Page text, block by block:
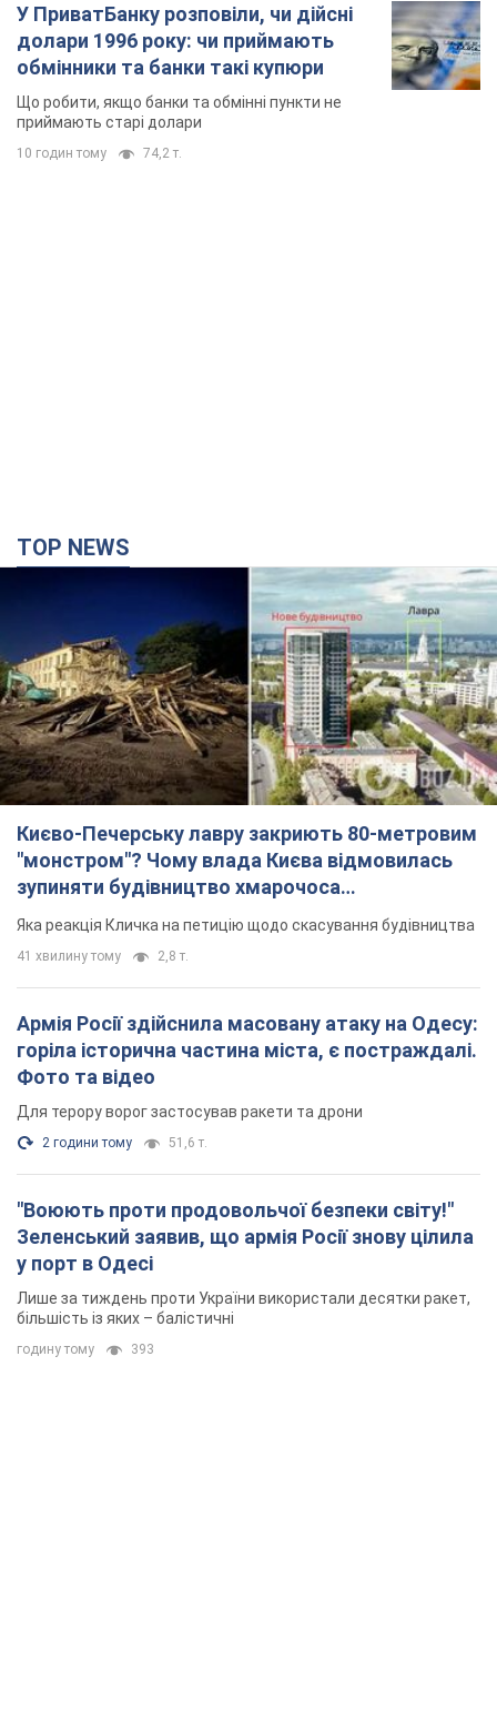
У ПриватБанку розповіли, чи дійсні
долари 1996 року: чи приймають
обмінники та банки такі купюри
Що робити, якщо банки та обмінні пункти не
приймають старі долари
10 годин тому 74,2 т.
TOP NEWS
Києво-Печерську лавру закриють 80-метровим
"монстром"? Чому влада Києва відмовилась
зупиняти будівництво хмарочоса
"московського вірянина"
Яка реакція Кличка на петицію щодо скасування будівництва
41 хвилину тому 2,8 т.
Армія Росії здійснила масовану атаку на Одесу:
горіла історична частина міста, є постраждалі.
Фото та відео
Для терору ворог застосував ракети та дрони
2 години тому 51,6 т.
"Воюють проти продовольчої безпеки світу!"
Зеленський заявив, що армія Росії знову цілила
у порт в Одесі
Лише за тиждень проти України використали десятки ракет,
більшість із яких – балістичні
годину тому 393